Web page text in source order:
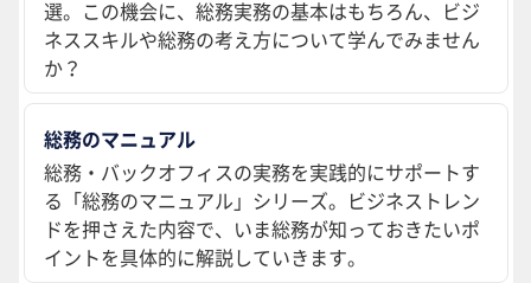
選。この機会に、総務実務の基本はもちろん、ビジ
ネススキルや総務の考え方について学んでみません
か？
総務のマニュアル
総務・バックオフィスの実務を実践的にサポートす
る「総務のマニュアル」シリーズ。ビジネストレン
ドを押さえた内容で、いま総務が知っておきたいポ
イントを具体的に解説していきます。